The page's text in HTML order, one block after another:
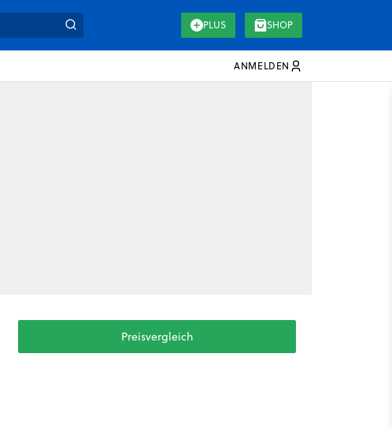
PLUS SHOP
ANMELDEN
Preisvergleich